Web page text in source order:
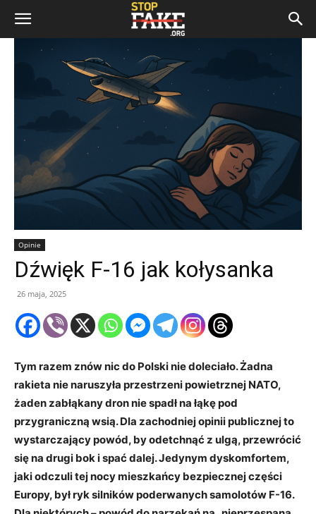
Opinie
Dźwięk F-16 jak kołysanka
26 maja, 2025
Tym razem znów nic do Polski nie doleciało. Żadna
rakieta nie naruszyła przestrzeni powietrznej NATO,
żaden zabłąkany dron nie spadł na łąkę pod
przygraniczną wsią. Dla zachodniej opinii publicznej to
wystarczający powód, by odetchnąć z ulgą, przewrócić
się na drugi bok i spać dalej. Jedynym dyskomfortem,
jaki odczuli tej nocy mieszkańcy bezpiecznej części
Europy, był ryk silników poderwanych samolotów F-16.